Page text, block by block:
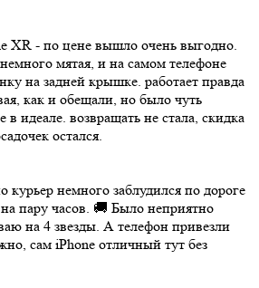
XR - по цене вышло очень выгодно.
мятая, и на самом телефоне
на задней крышке. работает правда
как и обещали, но было чуть
в идеале. возвращать не стала, скидка
остался.
немного заблудился по дороге
пару часов. 🚚 Было неприятно
на 4 звезды. А телефон привезли
сам iPhone отличный тут без